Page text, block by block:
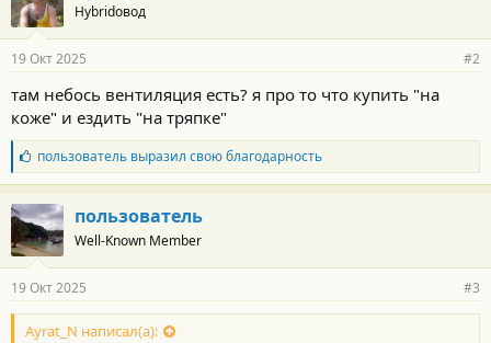
Hybridовод
19 Окт 2025 #2
там небось вентиляция есть? я про то что купить "на
коже" и ездить "на тряпке"
Б
л
а
г
о
д
а
н
о
с
пользовательвыразил свою благодарность
пользователь
Well-Known Member
19 Окт 2025 #3
Ayrat_N написал(а):